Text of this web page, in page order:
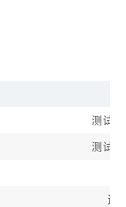
测试
测试
返